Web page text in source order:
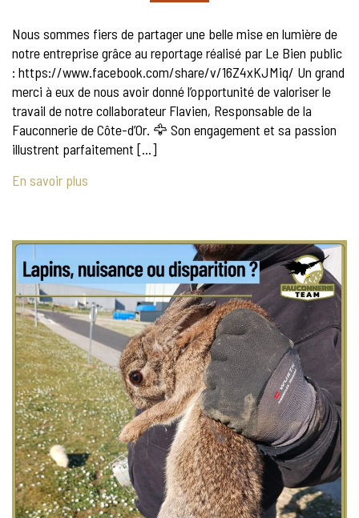
Nous sommes fiers de partager une belle mise en lumière de
notre entreprise grâce au reportage réalisé par Le Bien public
: https://www.facebook.com/share/v/16Z4xKJMiq/ Un grand
merci à eux de nous avoir donné l’opportunité de valoriser le
travail de notre collaborateur Flavien, Responsable de la
Fauconnerie de Côte-d’Or. 🦅 Son engagement et sa passion
illustrent parfaitement […]
En savoir plus